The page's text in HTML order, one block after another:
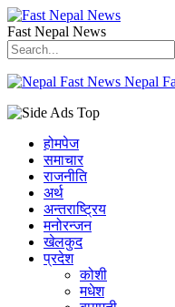
Fast Nepal News
Nepal
होमपेज
समाचार
राजनीति
अर्थ
अन्तराष्ट्रिय
मनोरन्जन
खेलकुद
प्रदेश
कोशी
मधेश